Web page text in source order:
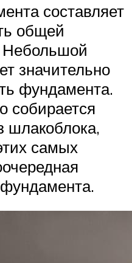
составляет
общей
Небольшой
значительно
фундамента.
собирается
шлакоблока,
самых